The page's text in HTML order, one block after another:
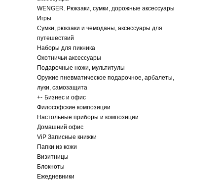
WENGER. Рюкзаки, сумки, дорожные аксессуары
Игры
Сумки, рюкзаки и чемоданы, аксессуары для
путешествий
Наборы для пикника
Охотничьи аксессуары
Подарочные ножи, мультитулы
Оружие пневматическое подарочное, арбалеты,
луки, самозащита
+- Бизнес и офис
Философские композиции
Настольные приборы и композиции
Домашний офис
ViP Записные книжки
Папки из кожи
Визитницы
Блокноты
Ежедневники